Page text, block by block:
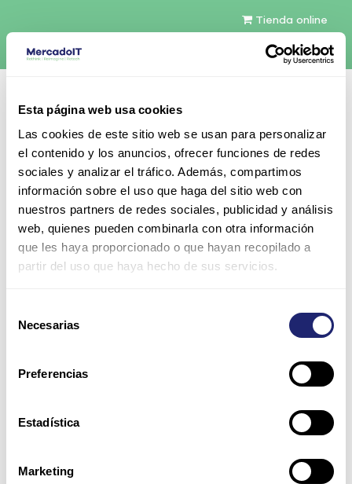
Esta página web usa cookies
Las cookies de este sitio web se usan para personalizar
el contenido y los anuncios, ofrecer funciones de redes
sociales y analizar el tráfico. Además, compartimos
información sobre el uso que haga del sitio web con
nuestros partners de redes sociales, publicidad y análisis
web, quienes pueden combinarla con otra información
que les haya proporcionado o que hayan recopilado a
partir del uso que haya hecho de sus servicios.
Necesarias
Preferencias
Estadística
Marketing
Tienda online
Español
Contáctenos
Todos los productos
Enterasys Network Expansion Module (NEM) con
6 1000Base-X ports via mini-GBIC